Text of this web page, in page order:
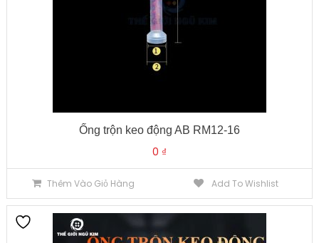
Ống trộn keo động AB RM12-16
0 ₫
Thêm Vào Giỏ Hàng Add To Wishlist